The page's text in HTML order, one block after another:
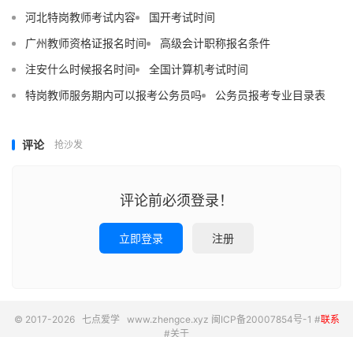
河北特岗教师考试内容
国开考试时间
广州教师资格证报名时间
高级会计职称报名条件
注安什么时候报名时间
全国计算机考试时间
特岗教师服务期内可以报考公务员吗
公务员报考专业目录表
评论 抢沙发
评论前必须登录！
立即登录 注册
© 2017-2026 七点爱学www.zhengce.xyz 闽ICP备20007854号-1 #联系
#关于